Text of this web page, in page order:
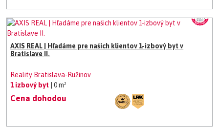
AXIS REAL | Hľadáme pre našich klientov 1-izbový byt v
Bratislave II.
Reality Bratislava-Ružinov
1 izbový byt
| 0 m²
Cena dohodou